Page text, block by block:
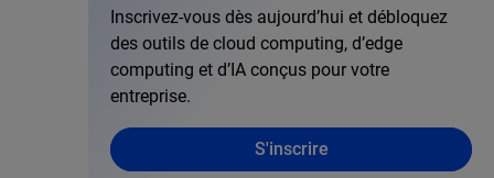
Inscrivez-vous dès aujourd’hui et débloquez
des outils de cloud computing, d’edge
computing et d’IA conçus pour votre
entreprise.
S'inscrire